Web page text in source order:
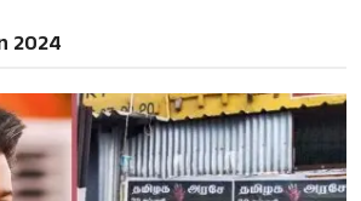
2024